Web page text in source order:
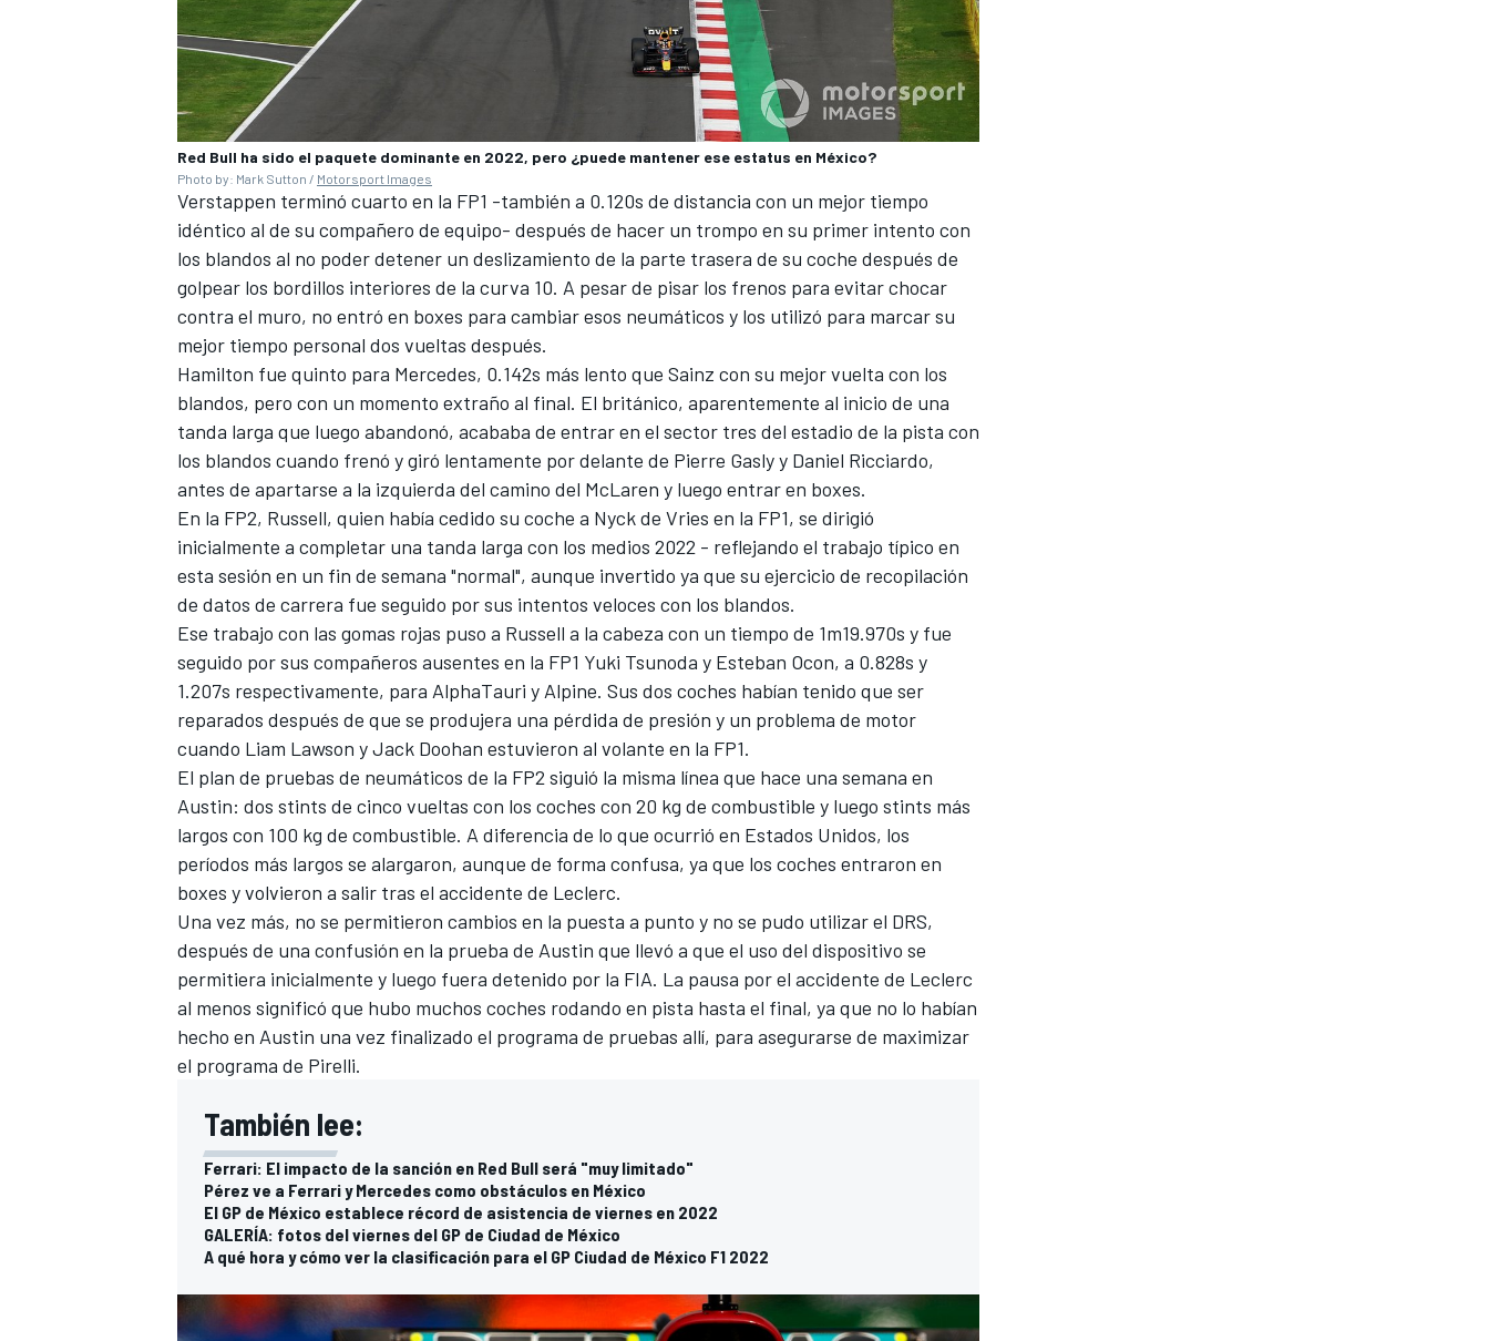
MÁS CATEGORÍAS
Red Bull ha sido el paquete dominante en 2022, pero ¿puede mantener ese estatus en México?
Photo by: Mark Sutton / Motorsport Images
Verstappen terminó cuarto en la FP1 -también a 0.120s de distancia con un mejor tiempo
idéntico al de su compañero de equipo- después de hacer un trompo en su primer intento con
los blandos al no poder detener un deslizamiento de la parte trasera de su coche después de
golpear los bordillos interiores de la curva 10. A pesar de pisar los frenos para evitar chocar
contra el muro, no entró en boxes para cambiar esos neumáticos y los utilizó para marcar su
mejor tiempo personal dos vueltas después.
Hamilton fue quinto para Mercedes, 0.142s más lento que Sainz con su mejor vuelta con los
blandos, pero con un momento extraño al final. El británico, aparentemente al inicio de una
tanda larga que luego abandonó, acababa de entrar en el sector tres del estadio de la pista con
los blandos cuando frenó y giró lentamente por delante de Pierre Gaslyy Daniel Ricciardo,
antes de apartarse a la izquierda del camino del McLaren y luego entrar en boxes.
En la FP2, Russell, quien había cedido su coche a Nyck de Vries en la FP1, se dirigió
inicialmente a completar una tanda larga con los medios 2022 - reflejando el trabajo típico en
esta sesión en un fin de semana "normal", aunque invertido ya que su ejercicio de recopilación
de datos de carrera fue seguido por sus intentos veloces con los blandos.
Ese trabajo con las gomas rojas puso a Russell a la cabeza con un tiempo de 1m19.970s y fue
seguido por sus compañeros ausentes en la FP1 Yuki Tsunoda y Esteban Ocon, a 0.828s y
1.207s respectivamente, para AlphaTauri y Alpine. Sus dos coches habían tenido que ser
reparados después de que se produjera una pérdida de presión y un problema de motor
cuando Liam Lawson y Jack Doohan estuvieron al volante en la FP1.
El plan de pruebas de neumáticos de la FP2 siguió la misma línea que hace una semana en
Austin: dos stints de cinco vueltas con los coches con 20 kg de combustible y luego stints más
largos con 100 kg de combustible. A diferencia de lo que ocurrió en Estados Unidos, los
períodos más largos se alargaron, aunque de forma confusa, ya que los coches entraron en
boxes y volvieron a salir tras el accidente de Leclerc.
Una vez más, no se permitieron cambios en la puesta a punto y no se pudo utilizar el DRS,
después de una confusión en la prueba de Austin que llevó a que el uso del dispositivo se
permitiera inicialmente y luego fuera detenido por la FIA. La pausa por el accidente de Leclerc
al menos significó que hubo muchos coches rodando en pista hasta el final, ya que no lo habían
hecho en Austin una vez finalizado el programa de pruebas allí, para asegurarse de maximizar
el programa de Pirelli.
También lee:
Ferrari: El impacto de la sanción en Red Bull será "muy limitado"
Pérez ve a Ferrari y Mercedes como obstáculos en México
El GP de México establece récord de asistencia de viernes en 2022
GALERÍA: fotos del viernes del GP de Ciudad de México
A qué hora y cómo ver la clasificación para el GP Ciudad de México F1 2022